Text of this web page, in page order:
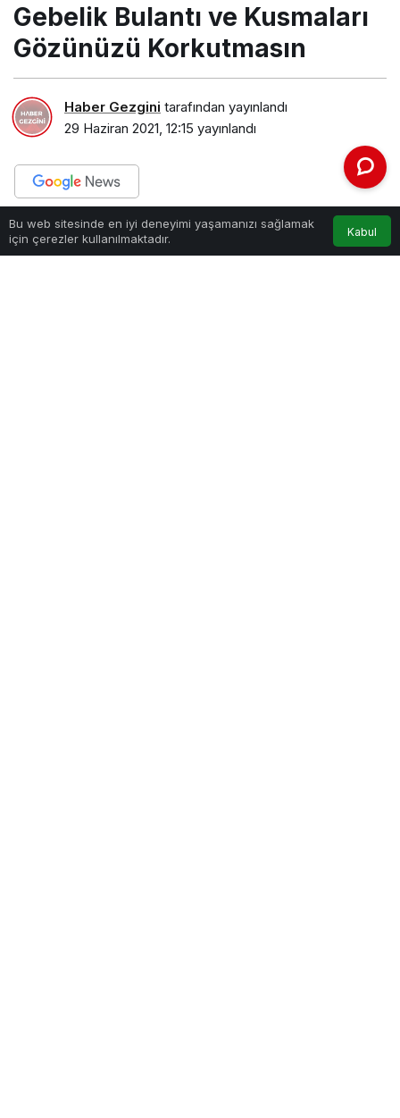
Gebelik Bulantı ve Kusmaları
Gözünüzü Korkutmasın
Haber Gezgini tarafından yayınlandı
29 Haziran 2021, 12:15 yayınlandı
PAYLAŞ
Bu web sitesinde en iyi deneyimi yaşamanızı sağlamak
için çerezler kullanılmaktadır.
Kabul